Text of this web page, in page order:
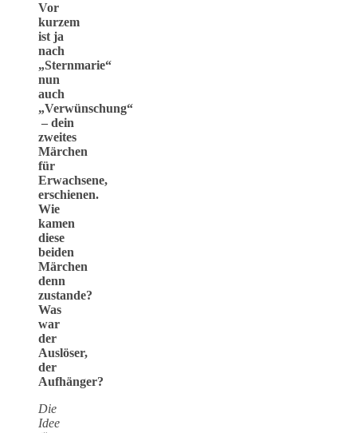
Vor
kurzem
ist ja
nach
„Sternmarie“
nun
auch
„Verwünschung“
– dein
zweites
Märchen
für
Erwachsene,
erschienen.
Wie
kamen
diese
beiden
Märchen
denn
zustande?
Was
war
der
Auslöser,
der
Aufhänger?
Die
Idee